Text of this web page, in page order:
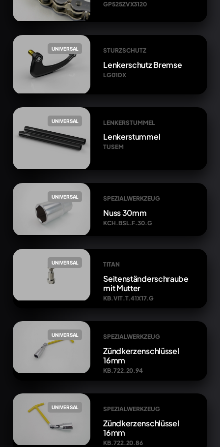
GP525ZVX3120
UNIVERSAL STURZSCHUTZ
Lenkerschutz Bremse
LG01DX
UNIVERSAL LENKERSTUMMEL
Lenkerstummel
TUSEM
UNIVERSAL SPEZIALWERKZEUG
Nuss 30mm
KCH.BSL.F.30.G
UNIVERSAL TITAN
Seitenständerschraube
mit Mutter
KB.VIT.T.41X17.G
UNIVERSAL SPEZIALWERKZEUG
Zündkerzenschlüssel
16mm
KB.722.20.94
UNIVERSAL SPEZIALWERKZEUG
Zündkerzenschlüssel
16mm
KB.722.20.86